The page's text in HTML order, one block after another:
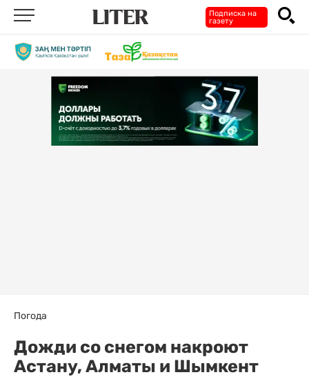
Подписка на
газету
Погода
Дожди со снегом накроют
Астану, Алматы и Шымкент